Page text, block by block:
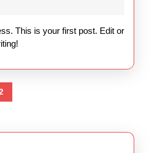
This is your first post. Edit or